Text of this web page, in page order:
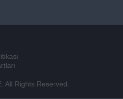
All Rights Reserved.